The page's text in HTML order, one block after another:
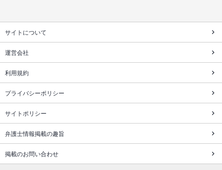
サイトについて
運営会社
利用規約
プライバシーポリシー
サイトポリシー
弁護士情報掲載の趣旨
掲載のお問い合わせ